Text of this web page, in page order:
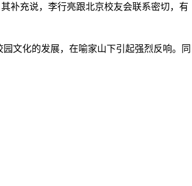
补充说，李行亮跟北京校友会联系密切，有
文化的发展，在喻家山下引起强烈反响。同